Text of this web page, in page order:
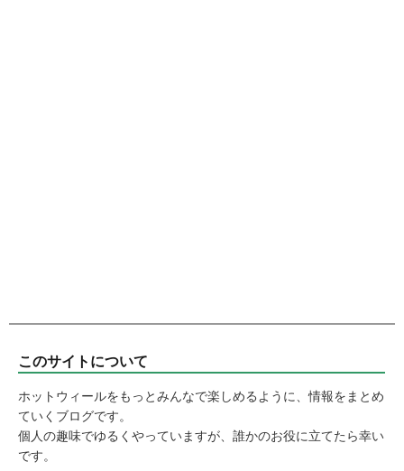
このサイトについて
ホットウィールをもっとみんなで楽しめるように、情報をまとめ
ていくブログです。
個人の趣味でゆるくやっていますが、誰かのお役に立てたら幸い
です。